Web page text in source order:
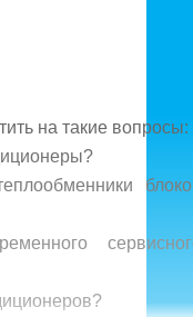
на такие вопросы: